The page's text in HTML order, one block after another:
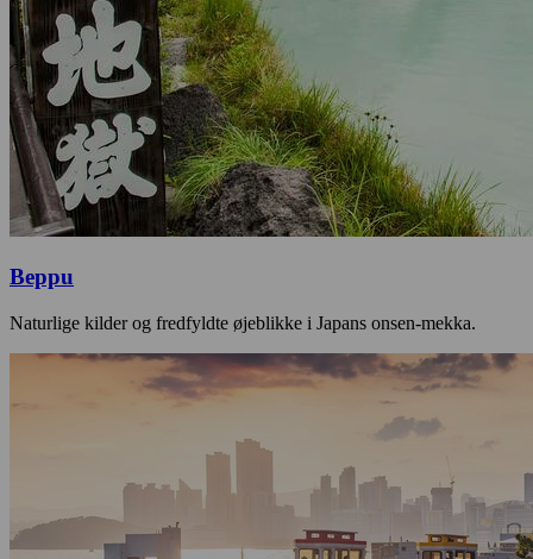
Beppu
Naturlige kilder og fredfyldte øjeblikke i Japans onsen-mekka.